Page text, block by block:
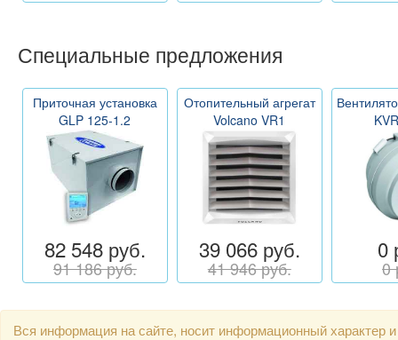
Специальные предложения
Приточная установка
GLP 125-1.2
82 548 руб.
91 186 руб.
Отопительный агрегат
Volcano VR1
39 066 руб.
41 946 руб.
0
0
Вся информация на сайте, носит информационный